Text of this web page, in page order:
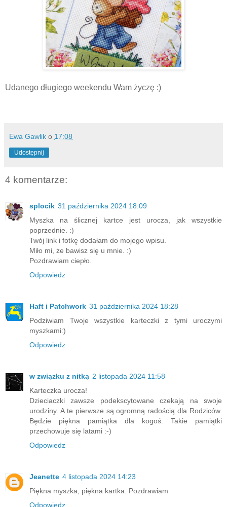
Udanego długiego weekendu Wam życzę :)
Ewa Gawlik o 17:08
Udostępnij
4 komentarze:
splocik 31 października 2024 18:09
Myszka na ślicznej kartce jest urocza, jak wszystkie
poprzednie. :)
Twój link i fotkę dodałam do mojego wpisu.
Miło mi, że bawisz się u mnie. :)
Pozdrawiam ciepło.
Odpowiedz
Haft i Patchwork 31 października 2024 18:28
Podziwiam Twoje wszystkie karteczki z tymi uroczymi
myszkami:)
Odpowiedz
w związku z nitką 2 listopada 2024 11:58
Karteczka urocza!
Dzieciaczki zawsze podekscytowane czekają na swoje
urodziny. A te pierwsze są ogromną radością dla Rodziców.
Będzie piękna pamiątka dla kogoś. Takie pamiątki
przechowuje się latami :-)
Odpowiedz
Jeanette 4 listopada 2024 14:23
Piękna myszka, piękna kartka. Pozdrawiam
Odpowiedz